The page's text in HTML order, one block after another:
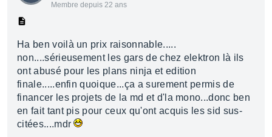
Membre depuis 22 ans
Ha ben voilà un prix raisonnable.....
non....sérieusement les gars de chez elektron là ils
ont abusé pour les plans ninja et edition
finale.....enfin quoique...ça a surement permis de
financer les projets de la md et d'la mono...donc ben
en fait tant pis pour ceux qu'ont acquis les sid sus-
citées....mdr